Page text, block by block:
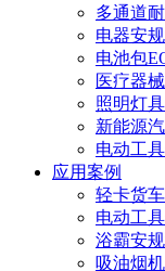
多通道
电器安
电池包
医疗器
照明灯
新能源
电动工
应用案例
轻卡货
电动工
浴霸安
吸油烟